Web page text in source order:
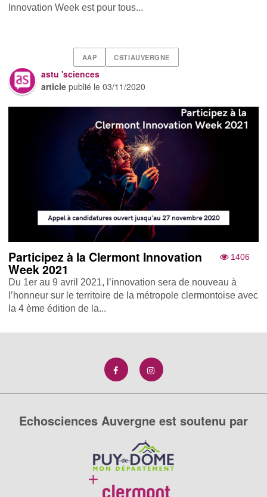
Innovation Week est pour tous...
AAP CSTIAUVERGNE
astu 'sciences
article publié le03/11/2020
1406
Participez à la Clermont Innovation
Week 2021
Du 1er au 9 avril 2021, l’innovation sera de nouveau à
l’honneur sur le territoire de la métropole clermontoise avec
la 4 ème édition de la...
Echosciences Auvergne est soutenu par